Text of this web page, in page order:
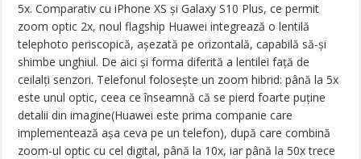
5x. Comparativ cu iPhone XS și Galaxy S10 Plus, ce permit
zoom optic 2x, noul flagship Huawei integrează o lentilă
telephoto periscopică, așezată pe orizontală, capabilă să-și
shimbe unghiul. De aici și forma diferită a lentilei față de
ceilalți senzori. Telefonul folosește un zoom hibrid: până la 5x
este unul optic, ceea ce înseamnă că se pierd foarte puține
detalii din imagine(Huawei este prima companie care
implementează așa ceva pe un telefon), după care combină
zoom-ul optic cu cel digital, până la 10x, iar până la 50x trece